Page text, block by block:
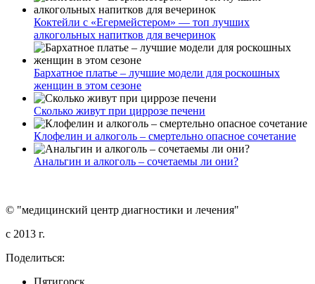
Коктейли с «Егермейстером» — топ лучших
алкогольных напитков для вечеринок
Бархатное платье – лучшие модели для роскошных
женщин в этом сезоне
Сколько живут при циррозе печени
Клофелин и алкоголь – смертельно опасное сочетание
Анальгин и алкоголь – сочетаемы ли они?
© "медицинский центр диагностики и лечения"
c 2013 г.
Поделиться:
Пятигорск